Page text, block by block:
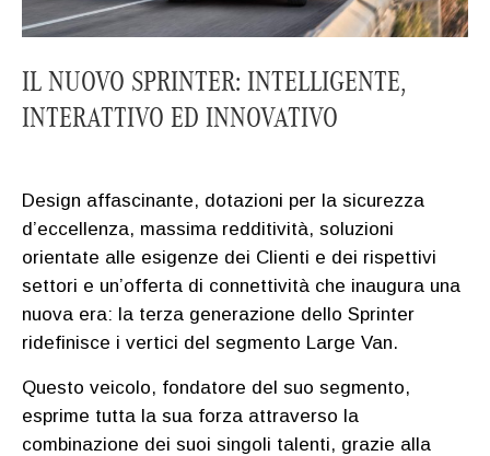
Accessori e Collection
IL NUOVO SPRINTER: INTELLIGENTE,
INTERATTIVO ED INNOVATIVO
Design affascinante, dotazioni per la sicurezza
d’eccellenza, massima redditività, soluzioni
orientate alle esigenze dei Clienti e dei rispettivi
settori e un’offerta di connettività che inaugura una
nuova era: la terza generazione dello Sprinter
ridefinisce i vertici del segmento Large Van.
Questo veicolo, fondatore del suo segmento,
esprime tutta la sua forza attraverso la
combinazione dei suoi singoli talenti, grazie alla